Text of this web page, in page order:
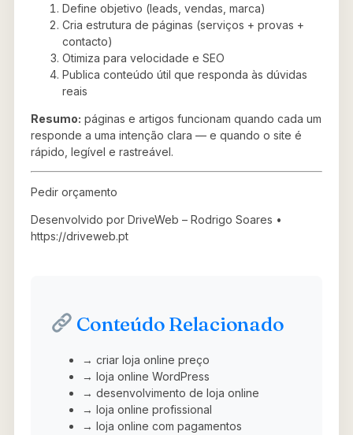
Define objetivo (leads, vendas, marca)
Cria estrutura de páginas (serviços + provas +
contacto)
Otimiza para velocidade e SEO
Publica conteúdo útil que responda às dúvidas
reais
Resumo: páginas e artigos funcionam quando cada um
responde a uma intenção clara — e quando o site é
rápido, legível e rastreável.
Pedir orçamento
Desenvolvido por DriveWeb – Rodrigo Soares •
https://driveweb.pt
Conteúdo Relacionado
→ criar loja online preço
→ loja online WordPress
→ desenvolvimento de loja online
→ loja online profissional
→ loja online com pagamentos